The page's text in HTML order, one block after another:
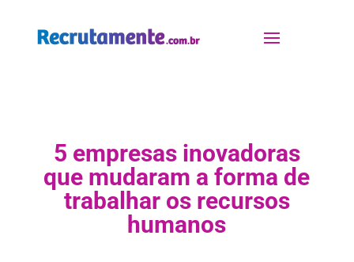
5 empresas inovadoras
que mudaram a forma de
trabalhar os recursos
humanos